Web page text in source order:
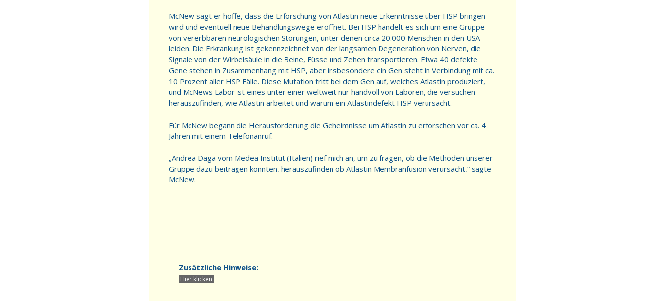
McNew sagt er hoffe, dass die Erforschung von Atlastin neue Erkenntnisse über HSP bringen
wird und eventuell neue Behandlungswege eröffnet. Bei HSP handelt es sich um eine Gruppe
von vererbbaren neurologischen Störungen, unter denen circa 20.000 Menschen in den USA
leiden. Die Erkrankung ist gekennzeichnet von der langsamen Degeneration von Nerven, die
Signale von der Wirbelsäule in die Beine, Füsse und Zehen transportieren. Etwa 40 defekte
Gene stehen in Zusammenhang mit HSP, aber insbesondere ein Gen steht in Verbindung mit ca.
10 Prozent aller HSP Fälle. Diese Mutation tritt bei dem Gen auf, welches Atlastin produziert,
und McNews Labor ist eines unter einer weltweit nur handvoll von Laboren, die versuchen
herauszufinden, wie Atlastin arbeitet und warum ein Atlastindefekt HSP verursacht.
Für McNew begann die Herausforderung die Geheimnisse um Atlastin zu erforschen vor ca. 4
Jahren mit einem Telefonanruf.
„Andrea Daga vom Medea Institut (Italien) rief mich an, um zu fragen, ob die Methoden unserer
Gruppe dazu beitragen könnten, herauszufinden ob Atlastin Membranfusion verursacht,“ sagte
McNew.
Zusätzliche Hinweise: